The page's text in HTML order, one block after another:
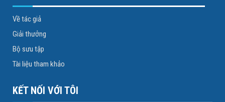
Về tác giả
Giải thưởng
Bộ sưu tập
Tài liệu tham khảo
KẾT NỐI VỚI TÔI